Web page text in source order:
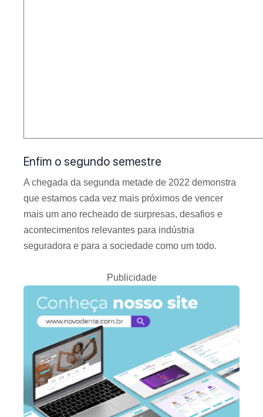
Enfim o segundo semestre
A chegada da segunda metade de 2022 demonstra
que estamos cada vez mais próximos de vencer
mais um ano recheado de surpresas, desafios e
acontecimentos relevantes para indústria
seguradora e para a sociedade como um todo.
Publicidade